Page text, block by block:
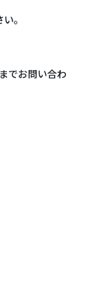
。
までお問い合わ